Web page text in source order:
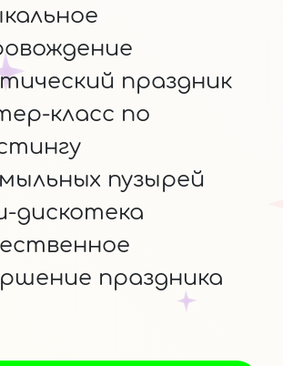
праздник
класс по
пузырей
дискотека
праздника